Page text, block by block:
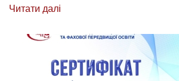
Читати далі